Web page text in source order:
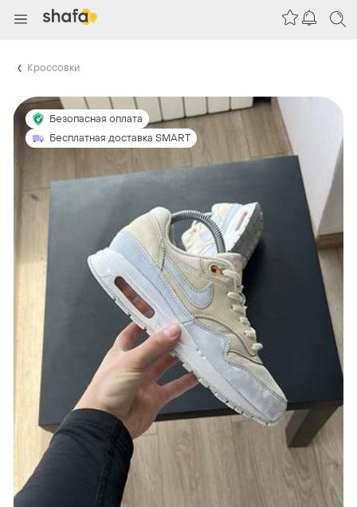
Кроссовки
Безопасная оплата
Бесплатная доставка SMART